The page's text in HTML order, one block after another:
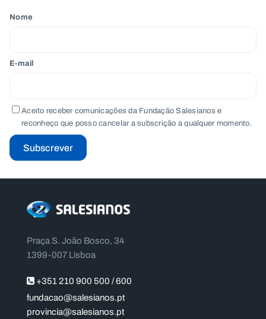
Nome
E-mail
Aceito receber comunicações da Fundação Salesianos e
reconheço que posso cancelar a subscrição a qualquer momento.
Subscrever
Praça S. João Bosco, 34
1399-007 Lisboa
+351 210 900 500 / 600
fundacao@salesianos.pt
provincia@salesianos.pt